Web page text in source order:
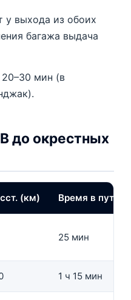
у выхода из обоих
багажа выдача
20–30 мин (в
до окрестных
(км) Время в пути
25 мин
1 ч 15 мин